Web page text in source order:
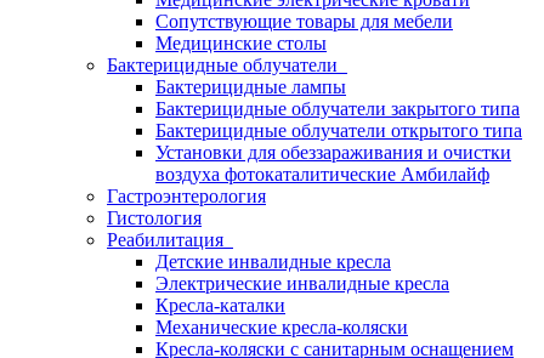
Сопутствующие товары для мебели
Медицинские столы
Бактерицидные облучатели
Бактерицидные лампы
Бактерицидные облучатели закрытого типа
Бактерицидные облучатели открытого типа
Установки для обеззараживания и очистки
воздуха фотокаталитические Амбилайф
Гастроэнтерология
Гистология
Реабилитация
Детские инвалидные кресла
Электрические инвалидные кресла
Кресла-каталки
Механические кресла-коляски
Кресла-коляски с санитарным оснащением